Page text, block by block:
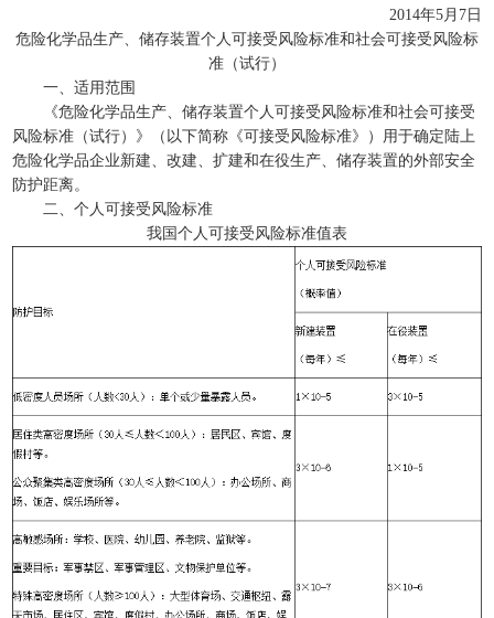
2014年5月7日
危险化学品生产、储存装置个人可接受风险标准和社会可接受风险标
准（试行）
一、适用范围
《危险化学品生产、储存装置个人可接受风险标准和社会可接受
风险标准（试行）》（以下简称《可接受风险标准》）用于确定陆上
危险化学品企业新建、改建、扩建和在役生产、储存装置的外部安全
防护距离。
二、个人可接受风险标准
我国个人可接受风险标准值表